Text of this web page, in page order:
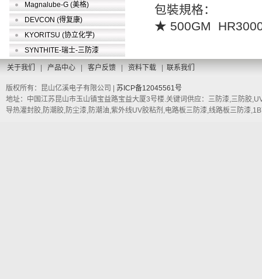
Magnalube-G (美格)
DEVCON (得复康)
KYORITSU (协立化学)
SYNTHITE-瑞士-三防漆
包裝規格：
★ 500GM
关于我们 产品中心 客户反馈 资料下载 联系我们
版权所有：昆山亿溪电子有限公司 | 苏ICP备12045561号
地址：中国江苏昆山市玉山镇宝益路宝益大厦3号楼.关键词供应：三防漆,三防胶
导热灌封胶,防潮胶,防尘漆,防潮油,紫外线UV胶粘剂,电路板三防漆,线路板三防漆